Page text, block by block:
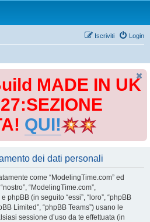
Login
Iscriviti
MADE IN UK
QUI!
dei dati personali
come “ModelingTime.com” ed
“ModelingTime.com”,
phpBB (in seguito “essi”, “loro”, “phpBB
Limited”, “phpBB Teams”) usano le
sessione d’uso da te effettuata (in